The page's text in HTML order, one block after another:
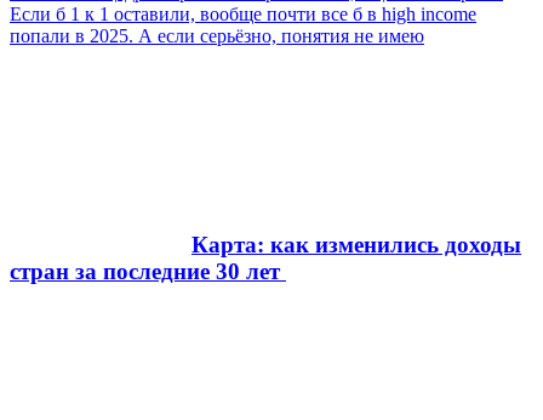
Если б 1 к 1 оставили, вообще почти все б в high income
попали в 2025. А если серьёзно, понятия не имею
Карта: как изменились доходы
стран за последние 30 лет